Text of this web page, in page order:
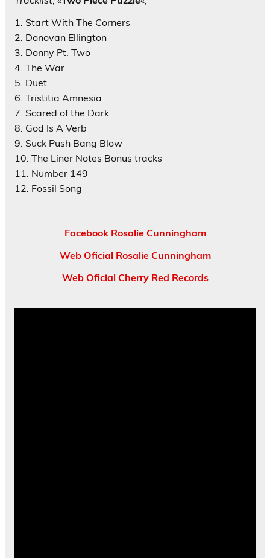
1. Start With The Corners
2. Donovan Ellington
3. Donny Pt. Two
4. The War
5. Duet
6. Tristitia Amnesia
7. Scared of the Dark
8. God Is A Verb
9. Suck Push Bang Blow
10. The Liner Notes Bonus tracks
11. Number 149
12. Fossil Song
Facebook Rosalie Cunningham
Web Oficial Rosalie Cunningham
Web Oficial Cherry Red Records